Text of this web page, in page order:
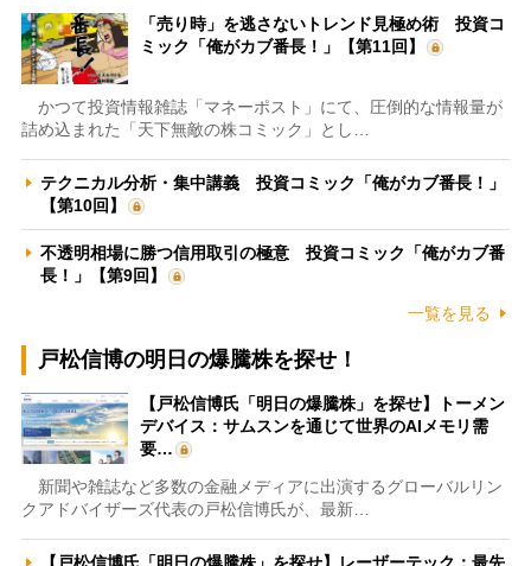
「売り時」を逃さないトレンド見極め術 投資コ
ミック「俺がカブ番長！」【第11回】
かつて投資情報雑誌「マネーポスト」にて、圧倒的な情報量が
詰め込まれた「天下無敵の株コミック」とし…
テクニカル分析・集中講義 投資コミック「俺がカブ番長！」
【第10回】
不透明相場に勝つ信用取引の極意 投資コミック「俺がカブ番
長！」【第9回】
一覧を見る
戸松信博の明日の爆騰株を探せ！
【戸松信博氏「明日の爆騰株」を探せ】トーメン
デバイス：サムスンを通じて世界のAIメモリ需
要…
新聞や雑誌など多数の金融メディアに出演するグローバルリン
クアドバイザーズ代表の戸松信博氏が、最新…
【戸松信博氏「明日の爆騰株」を探せ】レーザーテック：最先